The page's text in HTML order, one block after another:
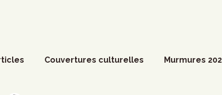
Couvertures culturelles Murmures